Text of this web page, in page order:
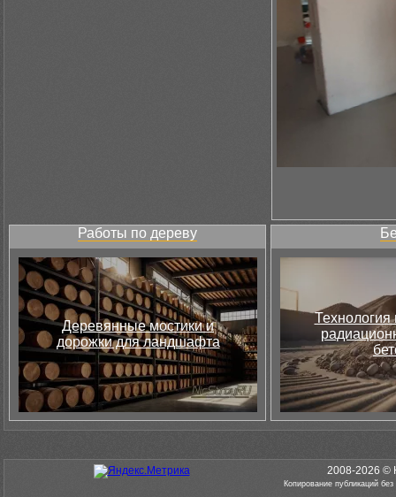
Работы по дереву
Деревянные мостики и
дорожки для ландшафта
Технология
2008-2026 ©
Копирование публикаций